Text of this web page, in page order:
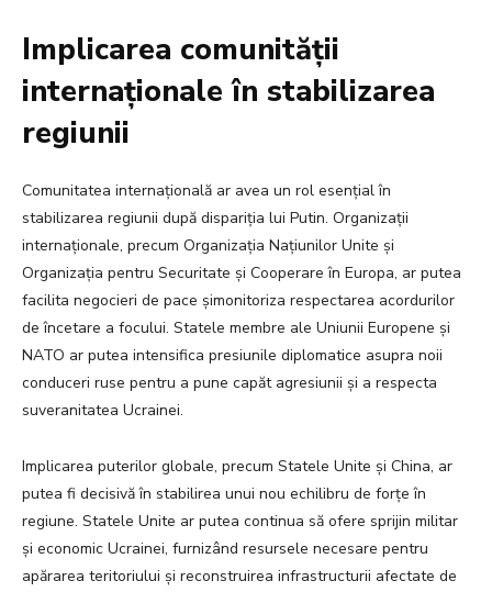
Implicarea comunității
internaționale în stabilizarea
regiunii
Comunitatea internațională ar avea un rol esențial în
stabilizarea regiunii după dispariția lui Putin. Organizații
internaționale, precum Organizația Națiunilor Unite și
Organizația pentru Securitate și Cooperare în Europa, ar putea
facilita negocieri de pace șimonitoriza respectarea acordurilor
de încetare a focului. Statele membre ale Uniunii Europene și
NATO ar putea intensifica presiunile diplomatice asupra noii
conduceri ruse pentru a pune capăt agresiunii și a respecta
suveranitatea Ucrainei.
Implicarea puterilor globale, precum Statele Unite și China, ar
putea fi decisivă în stabilirea unui nou echilibru de forțe în
regiune. Statele Unite ar putea continua să ofere sprijin militar
și economic Ucrainei, furnizând resursele necesare pentru
apărarea teritoriului și reconstruirea infrastructurii afectate de